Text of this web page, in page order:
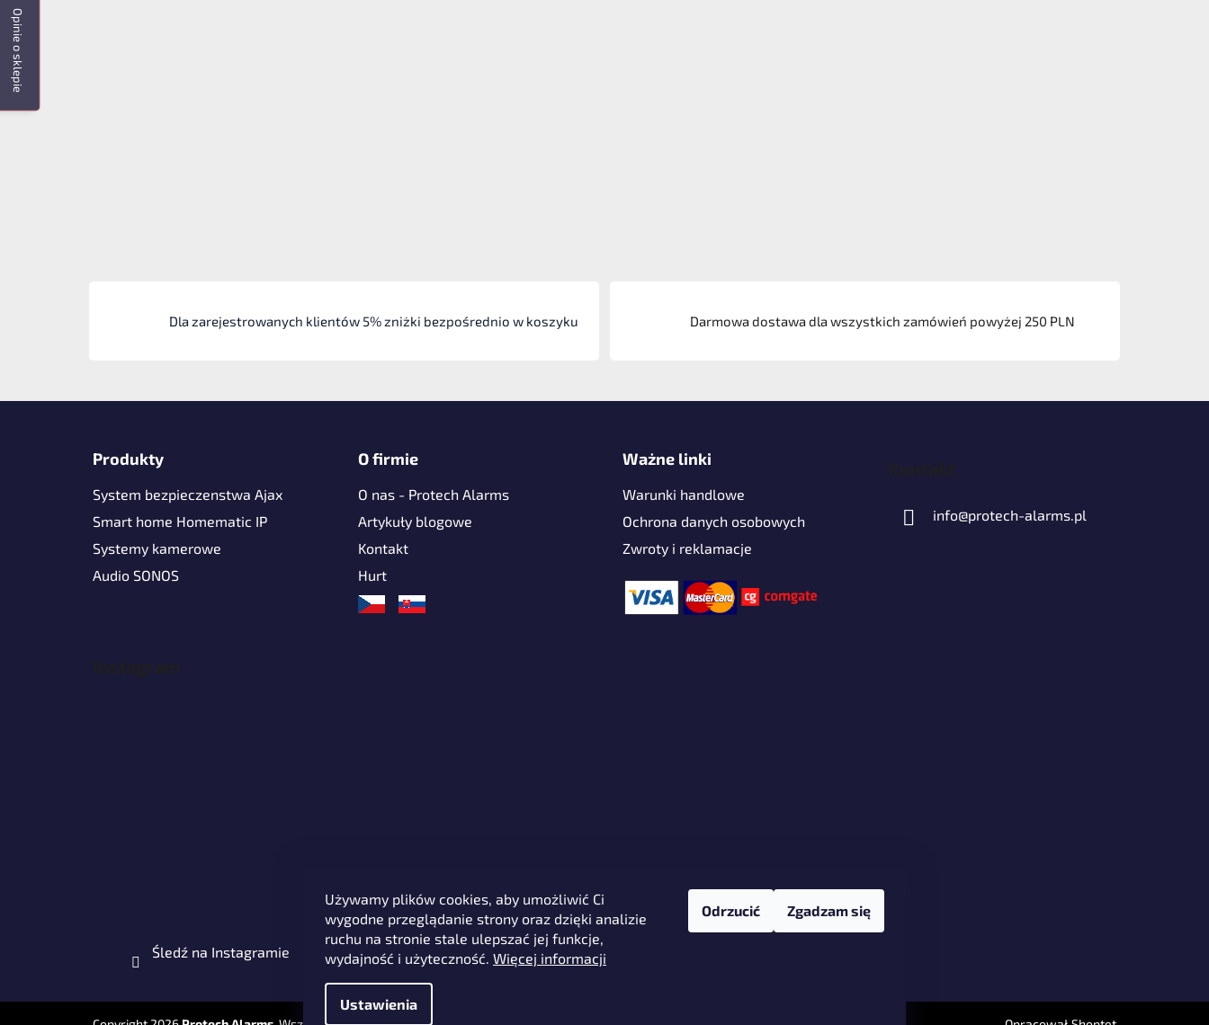
Używamy plików cookies, aby umożliwić Ci
wygodne przeglądanie strony oraz dzięki analizie
ruchu na stronie stale ulepszać jej funkcje,
wydajność i użyteczność. Więcej informacji
Ustawienia
Odrzucić Zgadzam się
Opinie o sklepie
Dla zarejestrowanych klientów 5% zniżki bezpośrednio w koszyku Darmowa dostawa dla wszystkich zamówień powyżej 250 PLN
Produkty
System bezpieczenstwa Ajax
Smart home Homematic IP
Systemy kamerowe
Audio SONOS
O firmie
O nas - Protech Alarms
Artykuły blogowe
Kontakt
Hurt
Ważne linki
Warunki handlowe
Ochrona danych osobowych
Zwroty i reklamacje
Kontakt
info@protech-alarms.pl
Instagram
Śledź na Instagramie